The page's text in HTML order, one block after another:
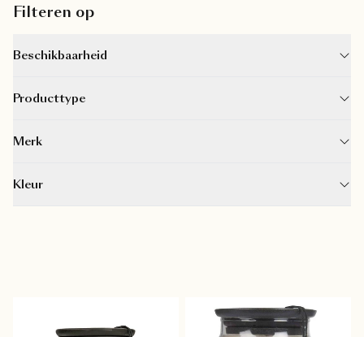
Filteren op
Beschikbaarheid
Producttype
Merk
Kleur
Bridgewater small jar